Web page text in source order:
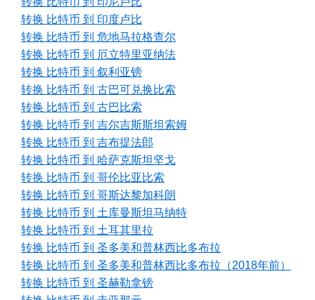
转换 比特币 到 印度卢比
转换 比特币 到 危地马拉格查尔
转换 比特币 到 厄立特里亚纳法
转换 比特币 到 叙利亚镑
转换 比特币 到 古巴可兑换比索
转换 比特币 到 古巴比索
转换 比特币 到 吉尔吉斯斯坦索姆
转换 比特币 到 吉布提法郎
转换 比特币 到 哈萨克斯坦坚戈
转换 比特币 到 哥伦比亚比索
转换 比特币 到 哥斯达黎加科朗
转换 比特币 到 土库曼斯坦马纳特
转换 比特币 到 土耳其里拉
转换 比特币 到 圣多美和普林西比多布拉
转换 比特币 到 圣多美和普林西比多布拉（2018年前）
转换 比特币 到 圣赫勒拿镑